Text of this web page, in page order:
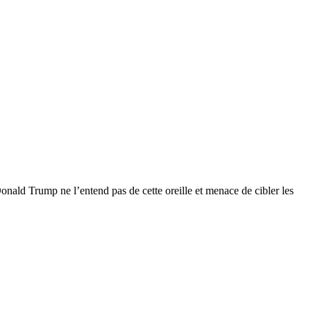
Trump ne l’entend pas de cette oreille et menace de cibler les